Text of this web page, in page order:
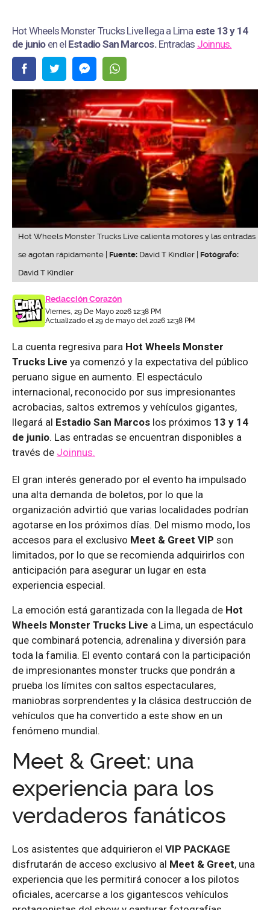
Hot Wheels Monster Trucks Live llega a Lima este 13 y 14
de junio en elEstadio San Marcos. Entradas Joinnus.
Hot Wheels Monster Trucks Live calienta motores y las entradas
se agotan rápidamente | Fuente: David T Kindler | Fotógrafo:
David T Kindler
Redacción Corazón
Viernes, 29 De Mayo 2026 12:38 PM
Actualizado el 29 de mayo del 2026 12:38 PM
La cuenta regresiva para Hot Wheels Monster
Trucks Live ya comenzó y la expectativa del público
peruano sigue en aumento. El espectáculo
internacional, reconocido por sus impresionantes
acrobacias, saltos extremos y vehículos gigantes,
llegará al Estadio San Marcos los próximos 13 y 14
de junio. Las entradas se encuentran disponibles a
través de Joinnus.
El gran interés generado por el evento ha impulsado
una alta demanda de boletos, por lo que la
organización advirtió que varias localidades podrían
agotarse en los próximos días. Del mismo modo, los
accesos para el exclusivo Meet & Greet VIP son
limitados, por lo que se recomienda adquirirlos con
anticipación para asegurar un lugar en esta
experiencia especial.
La emoción está garantizada con la llegada de Hot
Wheels Monster Trucks Live a Lima, un espectáculo
que combinará potencia, adrenalina y diversión para
toda la familia. El evento contará con la participación
de impresionantes monster trucks que pondrán a
prueba los límites con saltos espectaculares,
maniobras sorprendentes y la clásica destrucción de
vehículos que ha convertido a este show en un
fenómeno mundial.
Meet & Greet: una
experiencia para los
verdaderos fanáticos
Los asistentes que adquirieron el VIP PACKAGE
disfrutarán de acceso exclusivo al Meet & Greet, una
experiencia que les permitirá conocer a los pilotos
oficiales, acercarse a los gigantescos vehículos